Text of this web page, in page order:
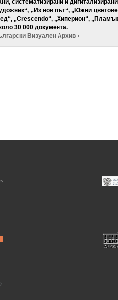
систематизирани и
„Из нов път“, „Южни
„Crescendo“, „Хиперион“,
30 000 документа.
Визуален Архив ›